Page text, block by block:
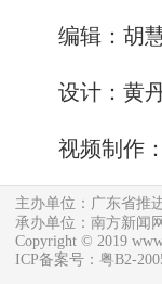
编辑：胡慧
设计：黄
视频制作：
主办单位：广东省推
承办单位：南方新闻
Copyright © 2019
ICP备案号：粤B2-